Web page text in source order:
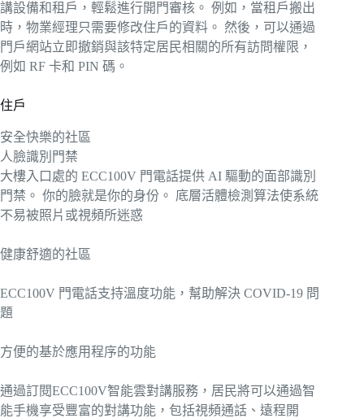
講設備和租戶，輕鬆進行開門審核。 例如，當租戶搬出
時，物業經理只需要修改住戶的資料。 然後，可以通過
門戶網站立即撤銷與該特定居民相關的所有訪問權限，
例如 RF 卡和 PIN 碼。
住戶
安全快樂的社區
人臉識別門禁
大樓入口處的 ECC100V 門電話提供 AI 驅動的面部識別
門禁。 你的臉就是你的身份。 底層活體檢測算法使系統
不易被照片或視頻所迷惑
健康舒適的社區
ECC100V 門電話支持溫度功能，幫助解決 COVID-19 問
題
方便的基於應用程序的功能
通過訂閱ECC100V智能雲對講服務，居民將可以通過智
能手機享受豐富的對講功能，包括視頻通話、遠程開